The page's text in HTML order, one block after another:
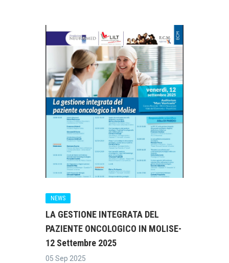
NEWS
LA GESTIONE INTEGRATA DEL
PAZIENTE ONCOLOGICO IN MOLISE-
12 Settembre 2025
05 Sep 2025